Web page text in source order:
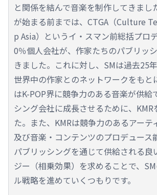
と関係を結んで音楽を制作してきまし
が始まる前までは、CTGA（Culture
p Asia）というイ・スマン前総括プロ
0％個人会社が、作家たちのパブリッ
きました。これに対し、SMは過去25
世界中の作家とのネットワークをもと
はK-POP界に競争力のある音楽が供給
シング会社に成長させるために、KMR
た。また、KMRは競争力のあるアーテ
及び音楽・コンテンツのプロデュース
パブリッシングを通じて供給される良
ジー（相乗効果）を求めることで、
ル戦略を進めていくつもりです。